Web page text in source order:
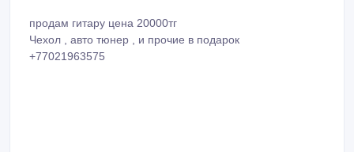
продам гитару цена 20000тг
Чехол , авто тюнер , и прочие в подарок
+77021963575